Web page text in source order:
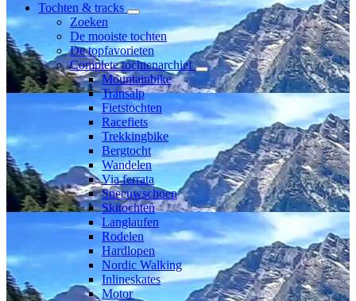
Tochten & tracks
Zoeken
De mooiste tochten
De topfavorieten
Complete tochtenarchief
Mountainbike
Transalp
Fietstochten
Racefiets
Trekkingbike
Bergtocht
Wandelen
Via ferrata
Sneeuwschoen
Skitochten
Langlaufen
Rodelen
Hardlopen
Nordic Walking
Inlineskates
Motor